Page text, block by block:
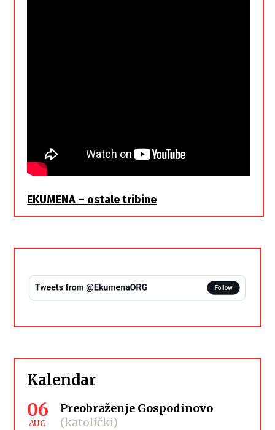
EKUMENA – ostale tribine
Kalendar
06
AUG
Preobraženje Gospodinovo
(katolički)